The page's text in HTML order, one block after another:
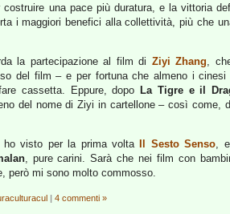
costruire una pace più duratura, e la vittoria
i maggiori benefici alla collettività, più che
la partecipazione al film di Ziyi Zhang,
del film – e per fortuna che almeno i
cassetta. Eppure, dopo La Tigre e il
del nome di Ziyi in cartellone – così come,
ho visto per la prima volta Il Sesto Senso,
, pure carini. Sarà che nei film con
però mi sono molto commosso.
| 4 commenti »